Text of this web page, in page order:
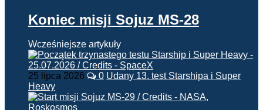
Koniec misji Sojuz MS-28
Wcześniejsze artykuły
25 lipca 2026 0 Udany 13. test Starshipa i Super
Heavy